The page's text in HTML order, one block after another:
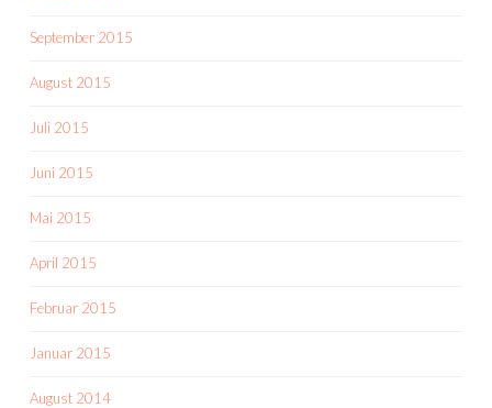
September 2015
August 2015
Juli 2015
Juni 2015
Mai 2015
April 2015
Februar 2015
Januar 2015
August 2014